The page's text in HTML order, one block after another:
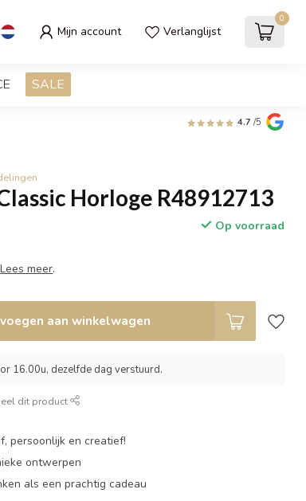
Mijn account Verlanglijst
0
SALE
4.7 /5
Horloge R48912713
Op voorraad
Lees meer.
aan winkelwagen
16.00u, dezelfde dag verstuurd.
dit product
persoonlijk en creatief!
ontwerpen
als een prachtig cadeau